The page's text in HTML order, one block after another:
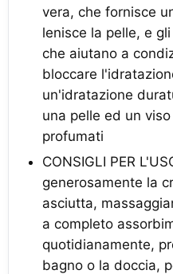
vera, che fornisce
lenisce la pelle, e
che aiutano a
bloccare
un'idratazione
una pelle ed un
profumati
CONSIGLI PER
generosamente la
asciutta,
a completo
quotidianamente,
bagno o la doccia,